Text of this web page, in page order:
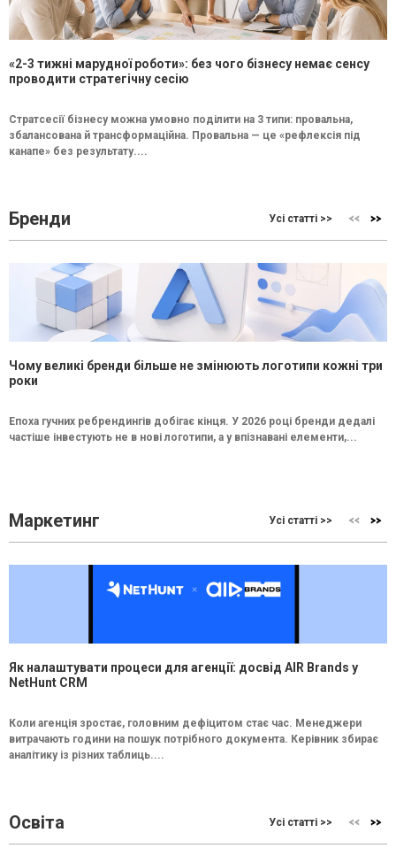
«2-3 тижні марудної роботи»: без чого бізнесу немає сенсу
проводити стратегічну сесію
Стратсесії бізнесу можна умовно поділити на 3 типи: провальна,
збалансована й трансформаційна. Провальна — це «рефлексія під
канапе» без результату....
Бренди Усі статті >>
Чому великі бренди більше не змінюють логотипи кожні три
роки
Епоха гучних ребрендингів добігає кінця. У 2026 році бренди дедалі
частіше інвестують не в нові логотипи, а у впізнавані елементи,...
Маркетинг Усі статті >>
Як налаштувати процеси для агенції: досвід AIR Brands у
NetHunt CRM
Коли агенція зростає, головним дефіцитом стає час. Менеджери
витрачають години на пошук потрібного документа. Керівник збирає
аналітику із різних таблиць....
Освіта Усі статті >>